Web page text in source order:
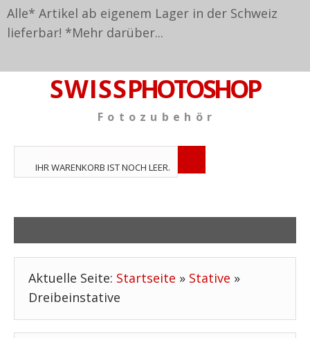
Alle* Artikel ab eigenem Lager in der Schweiz
lieferbar! *Mehr darüber...
S W I S SPHOTOSHOP
F o t o z u b e h ö r
IHR WARENKORB IST NOCH LEER.
Aktuelle Seite: Startseite » Stative »
Dreibeinstative